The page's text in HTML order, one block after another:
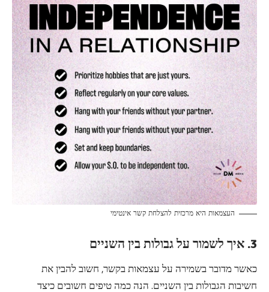
העצמאות היא מרכזית להצלחת קשר אינטימי
3. איך לשמור על גבולות בין השניים
כאשר מדובר בשמירה על עצמאות בקשר, חשוב להבין את
חשיבות הגבולות בין השניים. הנה כמה טיפים חשובים כיצד